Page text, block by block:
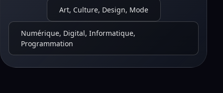
Art, Culture, Design, Mode
Numérique, Digital, Informatique,
Programmation